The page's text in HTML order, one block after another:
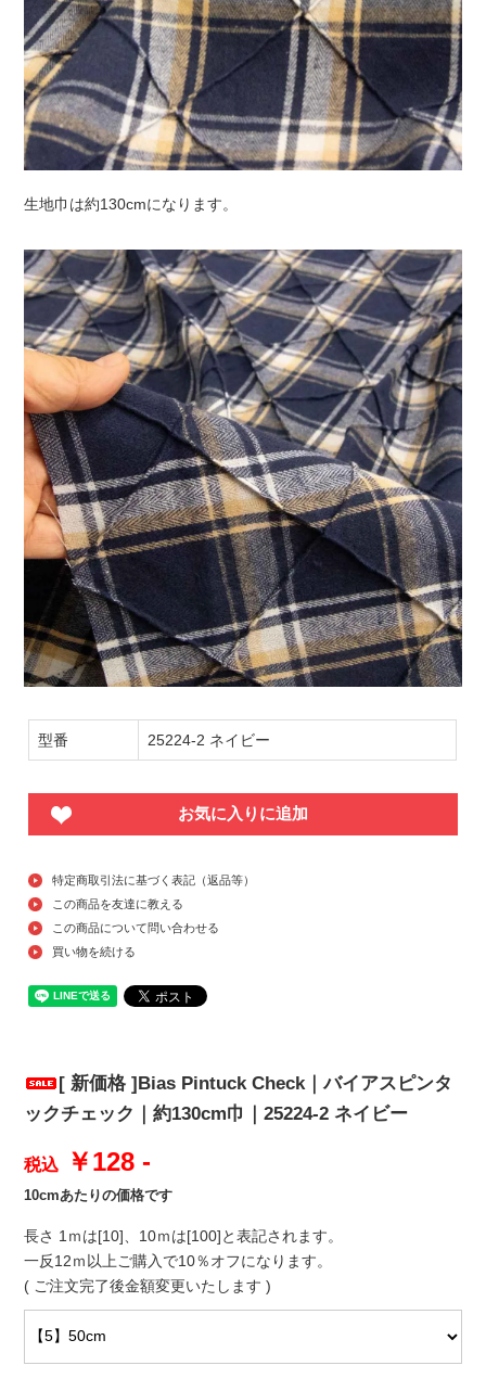
生地巾は約130cmになります。
型番 25224-2 ネイビー
お気に入りに追加
特定商取引法に基づく表記（返品等）
この商品を友達に教える
この商品について問い合わせる
買い物を続ける
[ 新価格 ]Bias Pintuck Check｜バイアスピンタ
ックチェック｜約130cm巾｜25224-2 ネイビー
税込 ￥128 -
10cmあたりの価格です
長さ 1ｍは[10]、10ｍは[100]と表記されます。
一反12ｍ以上ご購入で10％オフになります。
( ご注文完了後金額変更いたします )